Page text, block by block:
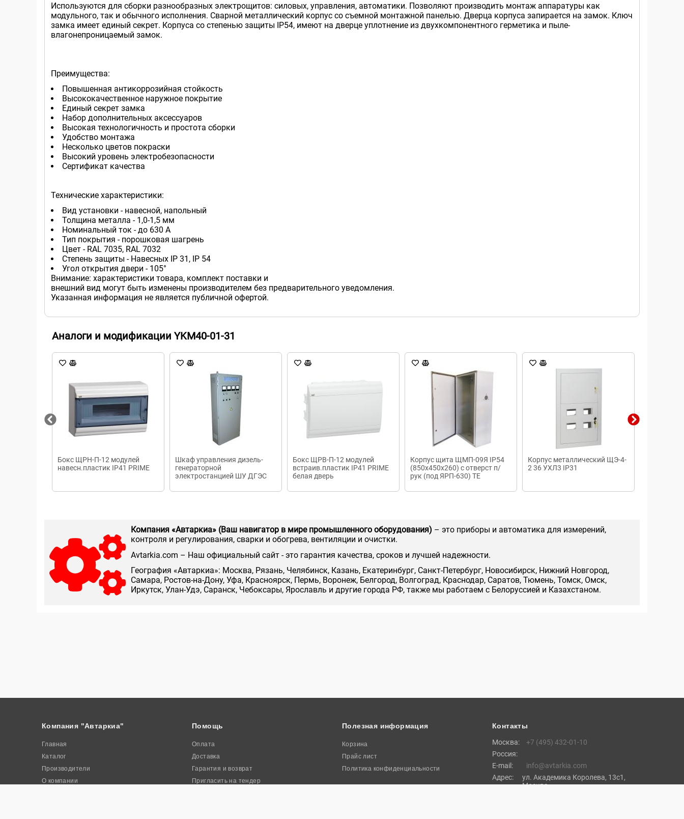
Используются для сборки разнообразных электрощитов: силовых, управления, автоматики. Позволяют производить монтаж аппаратуры как
модульного, так и обычного исполнения. Сварной металлический корпус со съемной монтажной панелью. Дверца корпуса запирается на замок. Ключ
замка имеет единый секрет. Корпуса со степенью защиты IP54, имеют на дверце уплотнение из двухкомпонентного герметика и пыле-
влагонепроницаемый замок.
Преимущества:
Повышенная антикоррозийная стойкость
Высококачественное наружное покрытие
Единый секрет замка
Набор дополнительных аксессуаров
Высокая технологичность и простота сборки
Удобство монтажа
Несколько цветов покраски
Высокий уровень электробезопасности
Сертификат качества
Технические характеристики:
Вид установки - навесной, напольный
Толщина металла - 1,0-1,5 мм
Номинальный ток - до 630 А
Тип покрытия - порошковая шагрень
Цвет - RAL 7035, RAL 7032
Степень защиты - Навесных IP 31, IP 54
Угол открытия двери - 105°
Внимание: характеристики товара, комплект поставки и
внешний вид могут быть изменены производителем без предварительного уведомления.
Указанная информация не является публичной офертой.
Аналоги и модификации YKM40-01-31
Бокс ЩРН-П-12 модулей
навесн.пластик IP41 PRIME
Шкаф управления дизель-
генераторной
электростанцией ШУ ДГЭС
Бокс ЩРВ-П-12 модулей
встраив.пластик IP41 PRIME
белая дверь
Корпус щита ЩМП-09Я IP54
(850х450х260) с отверст п/
рук (под ЯРП-630) ТЕ
Корпус металлический ЩЭ-4-
2 36 УХЛ3 IP31
Компания «Автаркиа» (Ваш навигатор в мире промышленного оборудования) – это приборы и автоматика для измерений,
контроля и регулирования, сварки и обогрева, вентиляции и очистки.
Аvtarkia.com – Наш официальный сайт - это гарантия качества, сроков и лучшей надежности.
География «Автаркиа»: Москва, Рязань, Челябинск, Казань, Екатеринбург, Санкт-Петербург, Новосибирск, Нижний Новгород,
Самара, Ростов-на-Дону, Уфа, Красноярск, Пермь, Воронеж, Белгород, Волгоград, Краснодар, Саратов, Тюмень, Томск, Омск,
Иркутск, Улан-Удэ, Саранск, Чебоксары, Ярославль и другие города РФ, также мы работаем с Белоруссией и Казахстаном.
Компания "Автаркиа"
Главная
Каталог
Производители
О компании
Помощь
Оплата
Доставка
Гарантия и возврат
Пригласить на тендер
Полезная информация
Корзина
Прайс лист
Политика конфиденциальности
Контакты
Москва:
+7 (495) 432-01-10
Россия:
E-mail:
info@avtarkia.com
Адрес:
ул. Академика Королева, 13с1,
Москва